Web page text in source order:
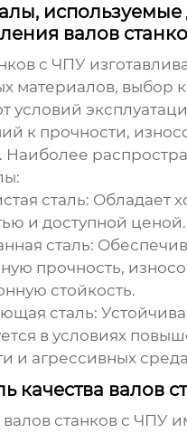
используемые
валов
с ЧПУ
материалов, выбор
условий
к прочности,
Наиболее
сталь: Обладает
и доступной ценой.
сталь:
прочность,
стойкость.
сталь:
в условиях
и агрессивных
качества валов
валов станков с ЧПУ